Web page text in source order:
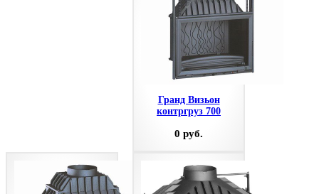
Гранд Визьон
контргруз 700
0 руб.